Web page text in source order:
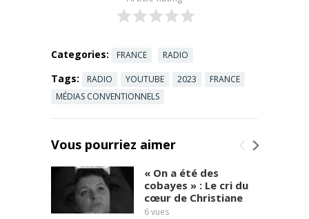
https://dai.ly/
x8jqxru
nos
articles :
—————
... Read
more
Categories: FRANCE RADIO
Tags: RADIO YOUTUBE 2023
FRANCE
MÉDIAS CONVENTIONNELS
Vous pourriez aimer
« On a été des
cobayes » : Le cri du
cœur de Christiane
6vues